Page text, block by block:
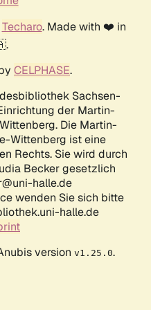
Techaro. Made with ❤️ in
CELPHASE.
Sachsen-
der Martin-
Die Martin-
Wittenberg ist eine
Rechts. Sie wird durch
Becker gesetzlich
halle.de
wenden Sie sich bitte
halle.de
version v1.25.0.